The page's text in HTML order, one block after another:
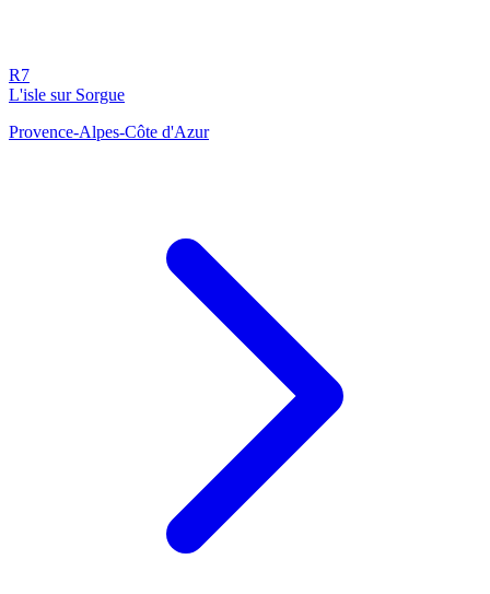
R7
L'isle sur Sorgue
Provence-Alpes-Côte d'Azur